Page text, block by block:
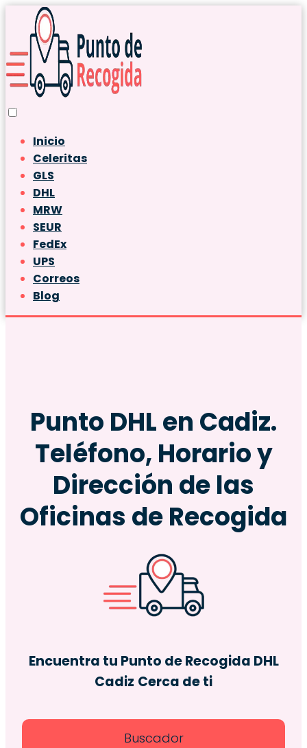
Inicio
Celeritas
GLS
DHL
MRW
SEUR
FedEx
UPS
Correos
Blog
Punto DHL en Cadiz.
Teléfono, Horario y
Dirección de las
Oficinas de Recogida
Encuentra tu Punto de Recogida DHL
Cadiz Cerca de ti
Buscador